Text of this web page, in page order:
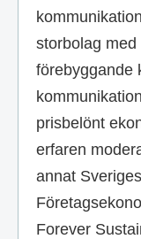
storbolag
förebyggande
prisbelönt
erfaren
annat
Forever